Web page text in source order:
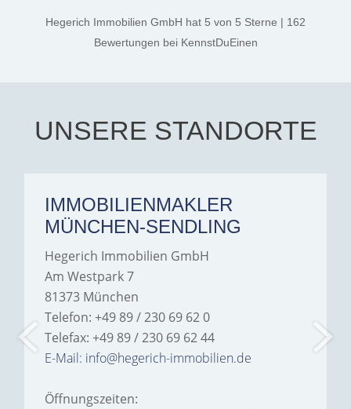
thanks, and a huge part of
the credit goes to Amelie
Jamrowâ€”she was
exceptionally professional,
Hegerich Immobilien to
anyone looking for a home.
Hegerich Immobilien GmbH hat 5 von 5 Sterne | 162
Bewertungen bei KennstDuEinen
UNSERE STANDORTE
IMMOBILIENMAKLER
MÜNCHEN-SENDLING
Hegerich Immobilien GmbH
Am Westpark 7
81373 München
Telefon: +49 89 / 230 69 62 0
Telefax: +49 89 / 230 69 62 44
E-Mail: info@hegerich-immobilien.de
Öffnungszeiten: